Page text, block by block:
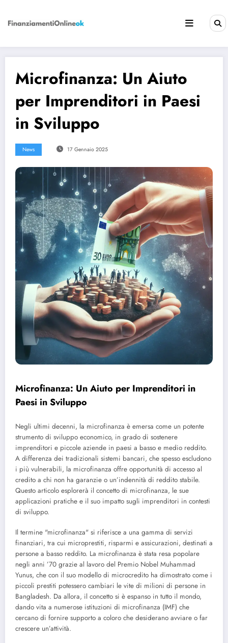
contenuto
Microfinanza: Un Aiuto
per Imprenditori in Paesi
in Sviluppo
News 17 Gennaio 2025
Microfinanza: Un Aiuto per Imprenditori in
Paesi in Sviluppo
Negli ultimi decenni, la microfinanza è emersa come un potente
strumento di sviluppo economico, in grado di sostenere
imprenditori e piccole aziende in paesi a basso e medio reddito.
A differenza dei tradizionali sistemi bancari, che spesso escludono
i più vulnerabili, la microfinanza offre opportunità di accesso al
credito a chi non ha garanzie o un’indennità di reddito stabile.
Questo articolo esplorerà il concetto di microfinanza, le sue
applicazioni pratiche e il suo impatto sugli imprenditori in contesti
di sviluppo.
Il termine "microfinanza" si riferisce a una gamma di servizi
finanziari, tra cui microprestiti, risparmi e assicurazioni, destinati a
persone a basso reddito. La microfinanza è stata resa popolare
negli anni ’70 grazie al lavoro del Premio Nobel Muhammad
Yunus, che con il suo modello di microcredito ha dimostrato come i
piccoli prestiti potessero cambiari le vite di milioni di persone in
Bangladesh. Da allora, il concetto si è espanso in tutto il mondo,
dando vita a numerose istituzioni di microfinanza (IMF) che
cercano di fornire supporto a coloro che desiderano avviare o far
crescere un’attività.